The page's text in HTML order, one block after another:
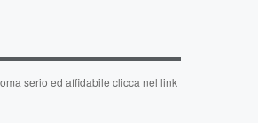
serio ed affidabile clicca nel link